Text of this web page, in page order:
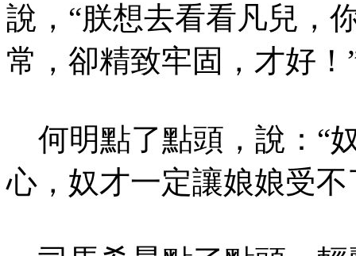
說，“朕想去看看凡兒，
常，卻精致牢固，才好！
何明點了點頭，說：“
心，奴才一定讓娘娘受